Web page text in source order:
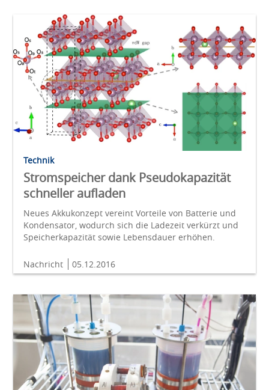
Technik
Stromspeicher dank Pseudokapazität
schneller aufladen
Neues Akkukonzept vereint Vorteile von Batterie und
Kondensator, wodurch sich die Ladezeit verkürzt und
Speicherkapazität sowie Lebensdauer erhöhen.
Nachricht 05.12.2016